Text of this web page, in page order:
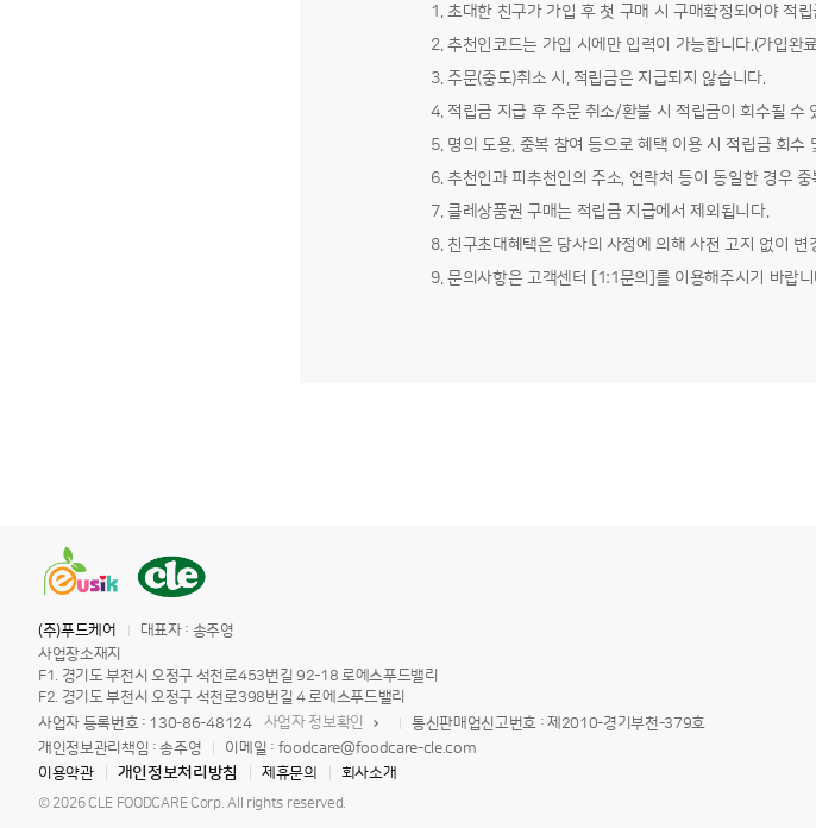
초대한 친구가 가입 후 첫 구매 시 구매확정되어야 적
추천인코드는 가입 시에만 입력이 가능합니다.(가입완
주문(중도)취소 시, 적립금은 지급되지 않습니다.
적립금 지급 후 주문 취소/환불 시 적립금이 회수될 수
명의 도용, 중복 참여 등으로 혜택 이용 시 적립금 회수
추천인과 피추천인의 주소, 연락처 등이 동일한 경우
클레상품권 구매는 적립금 지급에서 제외됩니다.
친구초대혜택은 당사의 사정에 의해 사전 고지 없이
문의사항은 고객센터 [1:1문의]를 이용해주시기 바랍
(주)푸드케어
대표자 : 송주영
사업장소재지
F1. 경기도 부천시 오정구 석천로453번길 92-18 로에스푸드밸리
F2. 경기도 부천시 오정구 석천로398번길 4 로에스푸드밸리
사업자 등록번호 : 130-86-48124
사업자 정보확인
통신판매업신고번호 : 제2010-경기부천-379호
개인정보관리책임 : 송주영
이메일 : foodcare@foodcare-cle.com
이용약관
개인정보처리방침 제휴문의 회사소개
© 2026 CLE FOODCARE Corp. All rights reserved.